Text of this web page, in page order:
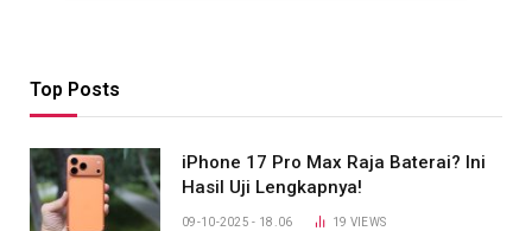
Top Posts
iPhone 17 Pro Max Raja Baterai? Ini
Hasil Uji Lengkapnya!
09-10-2025 - 18.06 19 VIEWS